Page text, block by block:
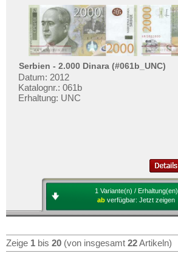
Serbien - 2.000 Dinara (#061b_UNC)
Datum: 2012
Katalognr.: 061b
Erhaltung: UNC
1 Variante(n) / Erhaltung(en)
ab verfügbar: Jetzt zeigen
Zeige 1 bis 20 (von insgesamt 22Artikeln)